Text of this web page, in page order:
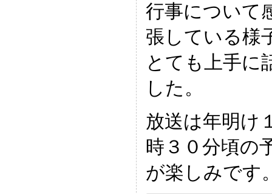
行事について
張している様
とても上手に
した。
放送は年明け
時３０分頃の
が楽しみです